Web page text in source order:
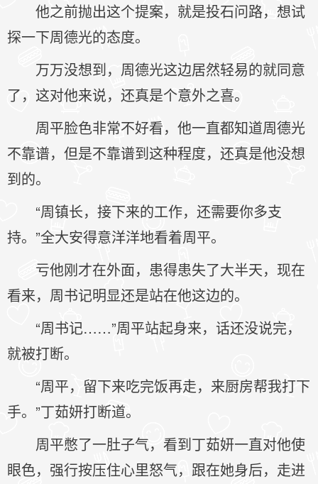
他之前抛出这个提案，就是投石问路，想试
探一下周德光的态度。
万万没想到，周德光这边居然轻易的就同意
了，这对他来说，还真是个意外之喜。
周平脸色非常不好看，他一直都知道周德光
不靠谱，但是不靠谱到这种程度，还真是他没想
到的。
“周镇长，接下来的工作，还需要你多支
持。”全大安得意洋洋地看着周平。
亏他刚才在外面，患得患失了大半天，现在
看来，周书记明显还是站在他这边的。
“周书记……”周平站起身来，话还没说完，
就被打断。
“周平，留下来吃完饭再走，来厨房帮我打下
手。”丁茹妍打断道。
周平憋了一肚子气，看到丁茹妍一直对他使
眼色，强行按压住心里怒气，跟在她身后，走进